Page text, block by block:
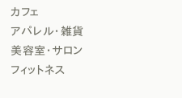
カフェ
アパレル・雑貨
美容室・サロン
フィットネス